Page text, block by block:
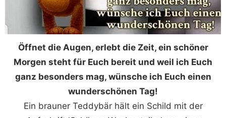
Öffnet die Augen, erlebt die Zeit, ein schöner
Morgen steht für Euch bereit und weil ich Euch
ganz besonders mag, wünsche ich Euch einen
wunderschönen Tag!
Ein brauner Teddybär hält ein Schild mit der